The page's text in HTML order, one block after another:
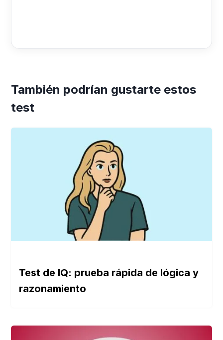
También podrían gustarte estos
test
Test de IQ: prueba rápida de lógica y
razonamiento